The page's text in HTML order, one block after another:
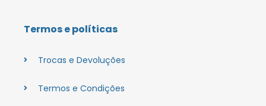
Termos e políticas
Trocas e Devoluções
Termos e Condições